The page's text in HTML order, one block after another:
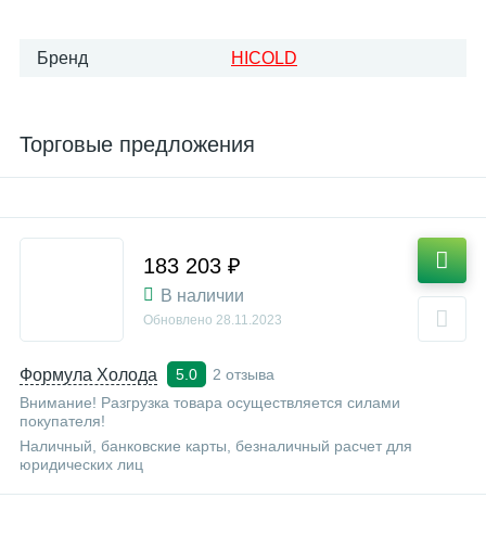
Бренд HICOLD
Торговые предложения
Формула Холода 5.0
2 отзыва
Внимание! Разгрузка товара осуществляется силами
покупателя!
Наличный, банковские карты, безналичный расчет для
юридических лиц
183 203 ₽
В наличии
Обновлено 28.11.2023